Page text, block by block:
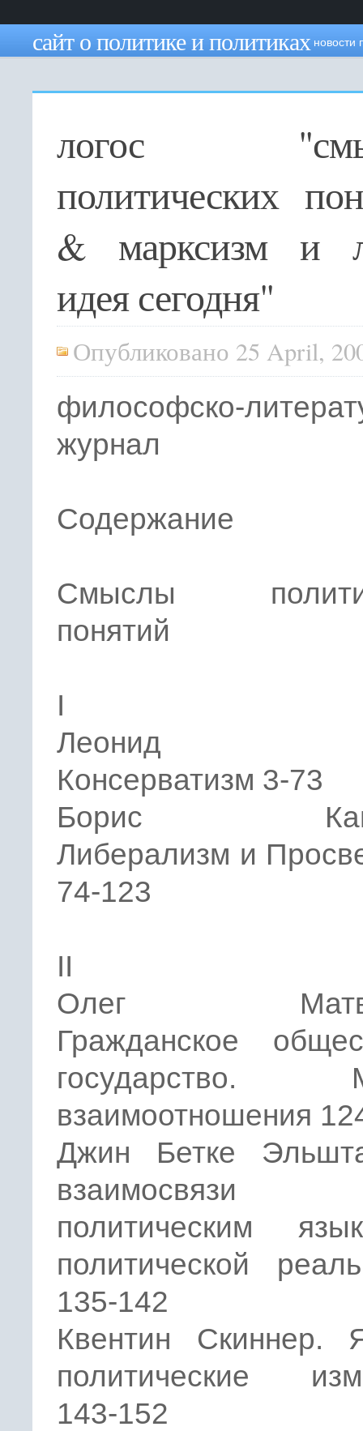
сайт о политике и политиках новости
логос
политических
& марксизм и
идея сегодня"
Опубликовано 25 April,
философско-
журнал
Содержание
Смыслы
понятий
I
Леонид
Консерватизм 3-73
Борис
Либерализм и
74-123
II
Олег
Гражданское
государство.
взаимоотношения
Джин Бетке
взаимосвязи
политическим
политической
135-142
Квентин Скиннер.
политические
143-152